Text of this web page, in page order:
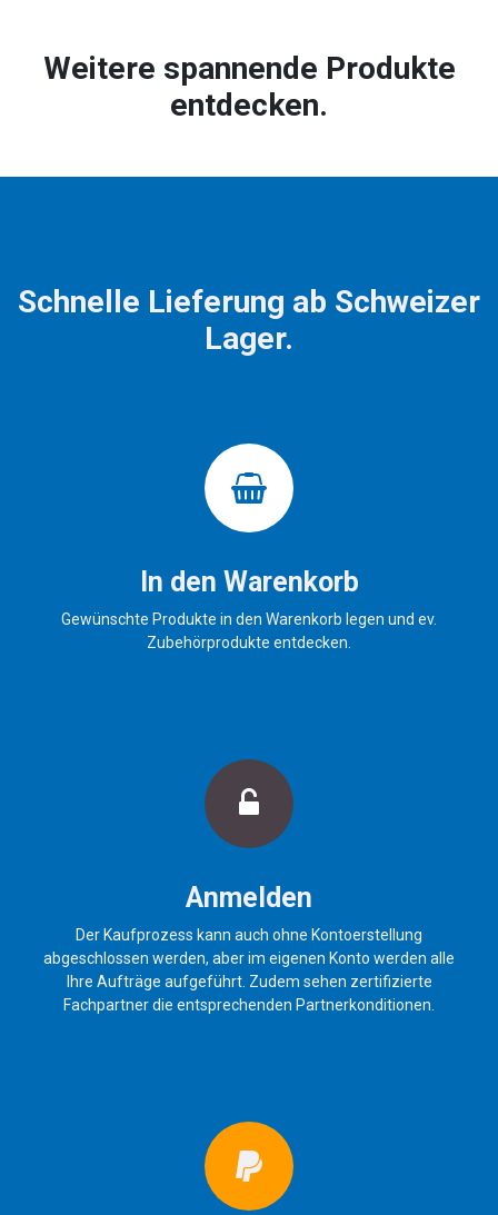
Weitere spannende Produkte
entdecken.
Schnelle Lieferung ab Schweizer
Lager.
In den Warenkorb
Gewünschte Produkte in den Warenkorb legen und ev.
Zubehörprodukte entdecken.
Anmelden
Der Kaufprozess kann auch ohne Kontoerstellung
abgeschlossen werden, aber im eigenen Konto werden alle
Ihre Aufträge aufgeführt. Zudem sehen zertifizierte
Fachpartner die entsprechenden Partnerkonditionen.